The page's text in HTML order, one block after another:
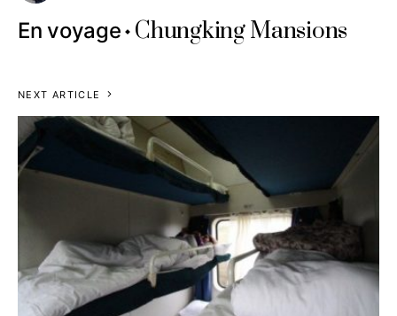
En voyage Chungking Mansions
NEXT ARTICLE